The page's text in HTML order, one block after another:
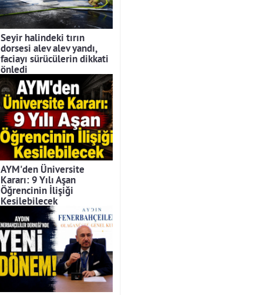
Seyir halindeki tırın
dorsesi alev alev yandı,
faciayı sürücülerin dikkati
önledi
AYM'den Üniversite
Kararı: 9 Yılı Aşan
Öğrencinin İlişiği
Kesilebilecek